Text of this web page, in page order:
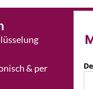
& per